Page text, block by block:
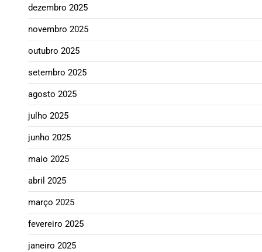
dezembro 2025
novembro 2025
outubro 2025
setembro 2025
agosto 2025
julho 2025
junho 2025
maio 2025
abril 2025
março 2025
fevereiro 2025
janeiro 2025